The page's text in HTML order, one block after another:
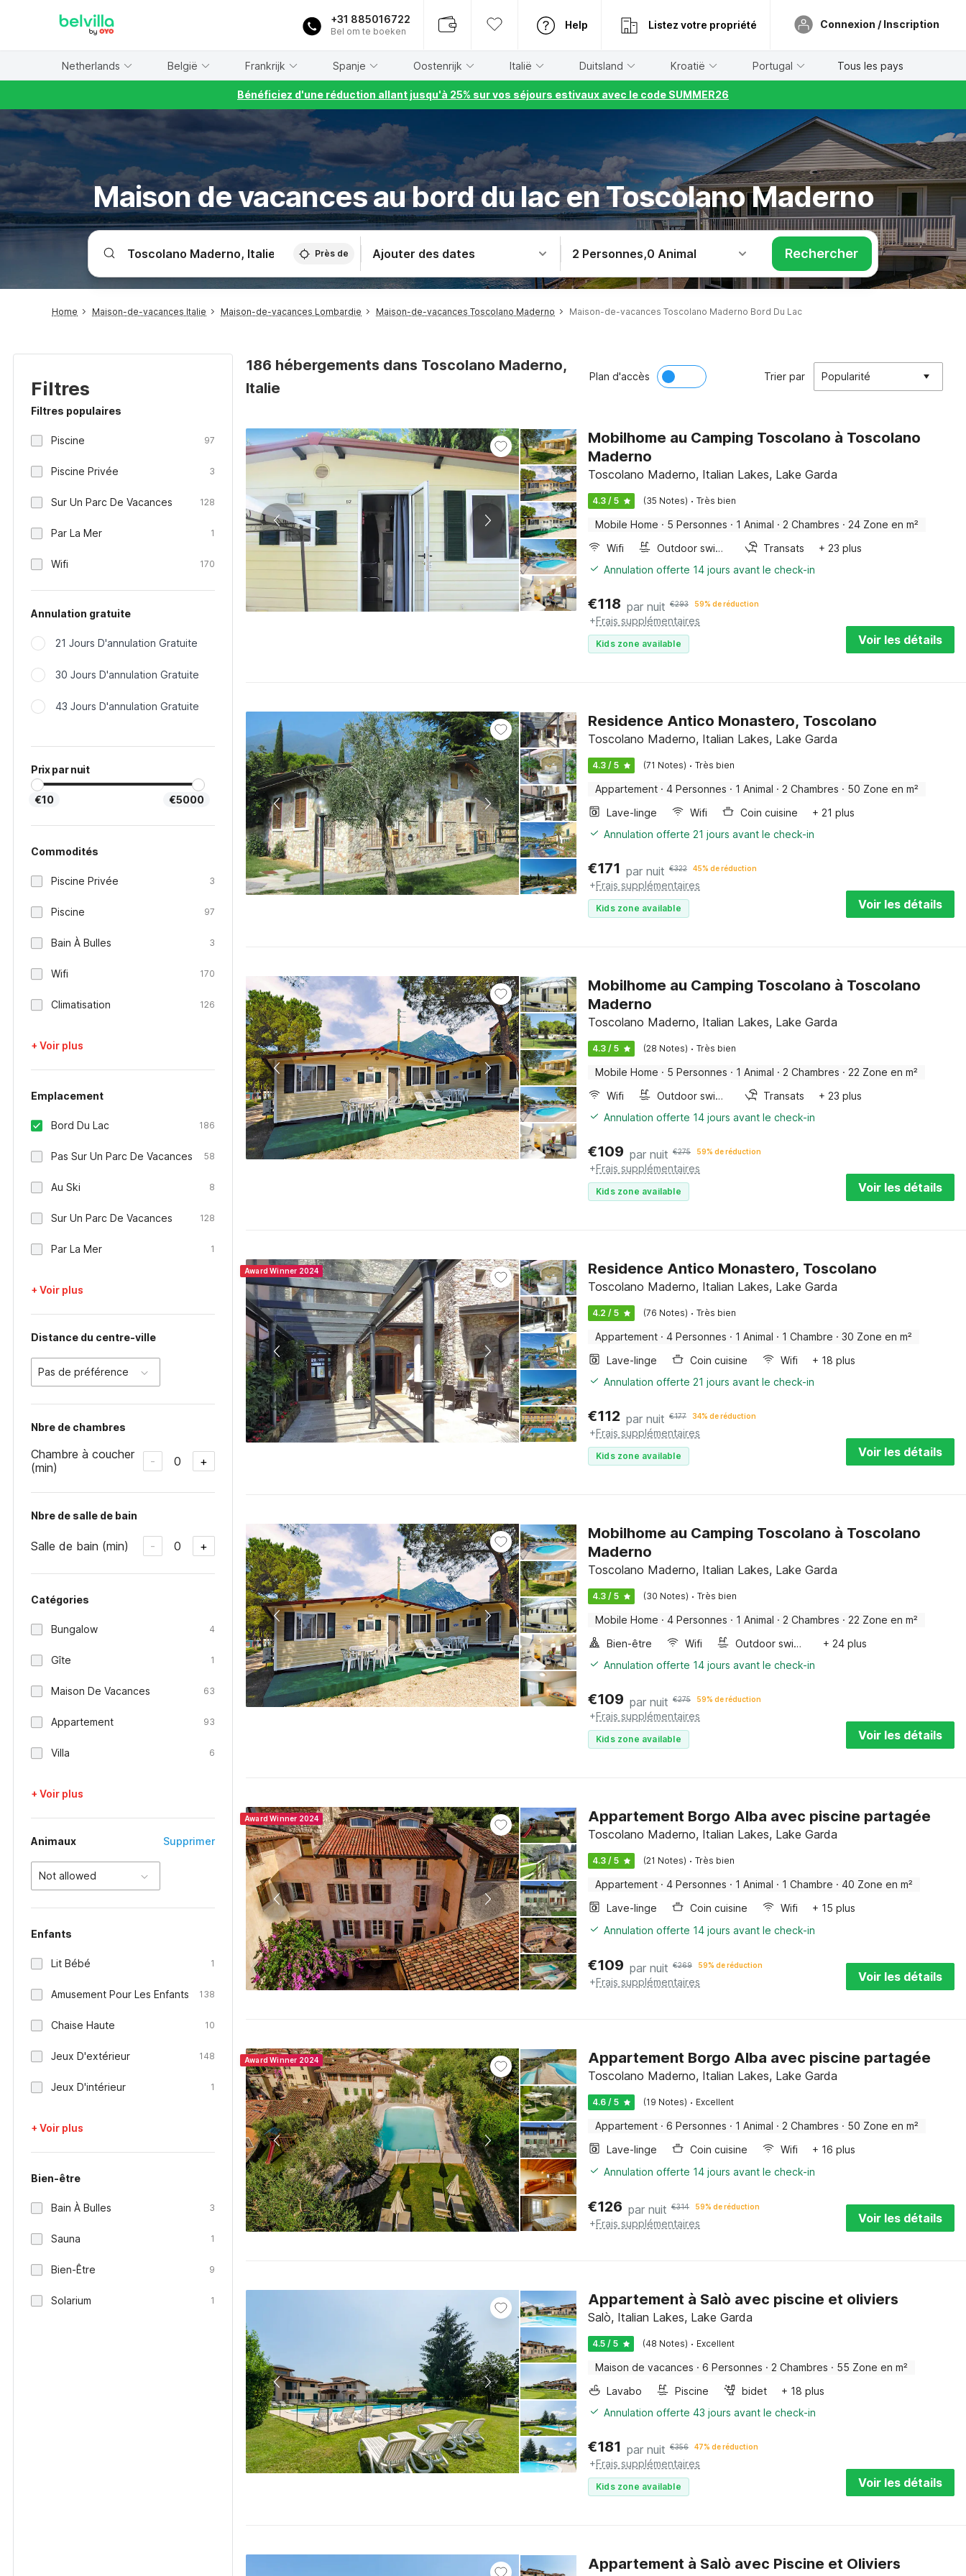
+31 885016722
Bel om te boeken
Help Listez votre propriété Connexion / Inscription
Netherlands België Frankrijk Spanje Oostenrijk Italië Duitsland Kroatië Portugal Tous les pays
Bénéficiez d'une réduction allant jusqu'à 25% sur vos séjours estivaux avec le code SUMMER26
Maison de vacances au bord du lac en Toscolano Maderno
Près de Ajouter des dates 2 Personnes,0 Animal Rechercher
Home Maison-de-vacances Italie Maison-de-vacances Lombardie Maison-de-vacances Toscolano Maderno Maison-de-vacances Toscolano Maderno Bord Du Lac
Filtres
Filtres populaires
Piscine 97
Piscine Privée 3
Sur Un Parc De Vacances 128
Par La Mer 1
Wifi 170
Annulation gratuite
21 Jours D'annulation Gratuite
30 Jours D'annulation Gratuite
43 Jours D'annulation Gratuite
Prix par nuit
€10 €5000
Commodités
Piscine Privée 3
Piscine 97
Bain À Bulles 3
Wifi 170
Climatisation 126
+ Voir plus
Emplacement
Bord Du Lac 186
Pas Sur Un Parc De Vacances 58
Au Ski 8
Sur Un Parc De Vacances 128
Par La Mer 1
+ Voir plus
Distance du centre-ville
Pas de préférence
Nbre de chambres
Chambre à coucher
(min)
- 0 +
Nbre de salle de bain
Salle de bain (min) - 0 +
Catégories
Bungalow 4
Gîte 1
Maison De Vacances 63
Appartement 93
Villa 6
+ Voir plus
Animaux Supprimer
Not allowed
Enfants
Lit Bébé 1
Amusement Pour Les Enfants 138
Chaise Haute 10
Jeux D'extérieur 148
Jeux D'intérieur 1
+ Voir plus
Bien-être
Bain À Bulles 3
Sauna 1
Bien-Être 9
Solarium 1
186 hébergements dans Toscolano Maderno,
Italie
Plan d'accès Trier par Popularité
Mobilhome au Camping Toscolano à Toscolano
Maderno
Toscolano Maderno, Italian Lakes, Lake Garda
4.3 / 5 (35 Notes) · Très bien
Mobile Home · 5 Personnes · 1 Animal · 2 Chambres · 24 Zone en m²
Wifi
Outdoor swimming pool Transats
+ 23 plus
Annulation offerte 14 jours avant le check-in
€118 par nuit €293 59% de réduction
+Frais supplémentaires
Kids zone available Voir les détails
Residence Antico Monastero, Toscolano
Toscolano Maderno, Italian Lakes, Lake Garda
4.3 / 5 (71 Notes) · Très bien
Appartement · 4 Personnes · 1 Animal · 2 Chambres · 50 Zone en m²
Lave-linge
Wifi Coin cuisine
+ 21 plus
Annulation offerte 21 jours avant le check-in
€171 par nuit €322 45% de réduction
+Frais supplémentaires
Kids zone available Voir les détails
Mobilhome au Camping Toscolano à Toscolano
Maderno
Toscolano Maderno, Italian Lakes, Lake Garda
4.3 / 5 (28 Notes) · Très bien
Mobile Home · 5 Personnes · 1 Animal · 2 Chambres · 22 Zone en m²
Wifi
Outdoor swimming pool Transats
+ 23 plus
Annulation offerte 14 jours avant le check-in
€109 par nuit €275 59% de réduction
+Frais supplémentaires
Kids zone available Voir les détails
Award Winner 2024 Residence Antico Monastero, Toscolano
Toscolano Maderno, Italian Lakes, Lake Garda
4.2 / 5 (76 Notes) · Très bien
Appartement · 4 Personnes · 1 Animal · 1 Chambre · 30 Zone en m²
Lave-linge
Coin cuisine Wifi
+ 18 plus
Annulation offerte 21 jours avant le check-in
€112 par nuit €177 34% de réduction
+Frais supplémentaires
Kids zone available Voir les détails
Mobilhome au Camping Toscolano à Toscolano
Maderno
Toscolano Maderno, Italian Lakes, Lake Garda
4.3 / 5 (30 Notes) · Très bien
Mobile Home · 4 Personnes · 1 Animal · 2 Chambres · 22 Zone en m²
Bien-être
Wifi Outdoor swimming pool
+ 24 plus
Annulation offerte 14 jours avant le check-in
€109 par nuit €275 59% de réduction
+Frais supplémentaires
Kids zone available Voir les détails
Award Winner 2024 Appartement Borgo Alba avec piscine partagée
Toscolano Maderno, Italian Lakes, Lake Garda
4.3 / 5 (21 Notes) · Très bien
Appartement · 4 Personnes · 1 Animal · 1 Chambre · 40 Zone en m²
Lave-linge
Coin cuisine Wifi
+ 15 plus
Annulation offerte 14 jours avant le check-in
€109 par nuit €269 59% de réduction
+Frais supplémentaires Voir les détails
Award Winner 2024 Appartement Borgo Alba avec piscine partagée
Toscolano Maderno, Italian Lakes, Lake Garda
4.6 / 5 (19 Notes) · Excellent
Appartement · 6 Personnes · 1 Animal · 2 Chambres · 50 Zone en m²
Lave-linge
Coin cuisine Wifi
+ 16 plus
Annulation offerte 14 jours avant le check-in
€126 par nuit €314 59% de réduction
+Frais supplémentaires Voir les détails
Appartement à Salò avec piscine et oliviers
Salò, Italian Lakes, Lake Garda
4.5 / 5 (48 Notes) · Excellent
Maison de vacances · 6 Personnes · 2 Chambres · 55 Zone en m²
Lavabo
Piscine bidet
+ 18 plus
Annulation offerte 43 jours avant le check-in
€181 par nuit €356 47% de réduction
+Frais supplémentaires
Kids zone available Voir les détails
Appartement à Salò avec Piscine et Oliviers